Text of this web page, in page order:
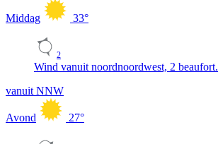
Middag 33°
2
Wind vanuit noordnoordwest, 2 beaufort.
vanuit NNW
Avond 27°